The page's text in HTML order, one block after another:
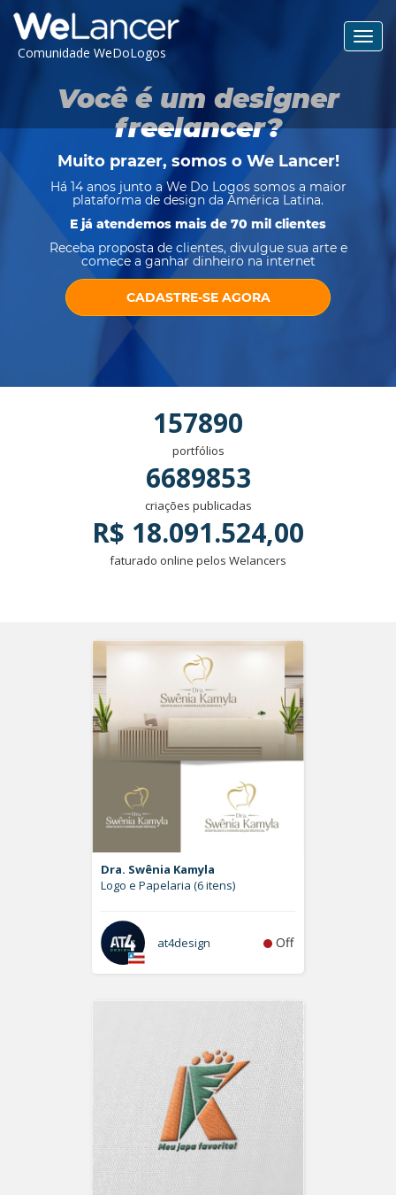
Comunidade WeDoLogos
Você é um designer
freelancer?
Muito prazer, somos o We Lancer!
Há 14 anos junto a We Do Logos somos a maior
plataforma de design da América Latina.
E já atendemos mais de 70 mil clientes
Receba proposta de clientes, divulgue sua arte e
comece a ganhar dinheiro na internet
CADASTRE-SE AGORA
157890
portfólios
6689853
criações publicadas
R$ 18.091.524,00
faturado online pelos Welancers
Dra. Swênia Kamyla
Logo e Papelaria (6 itens)
at4design Off